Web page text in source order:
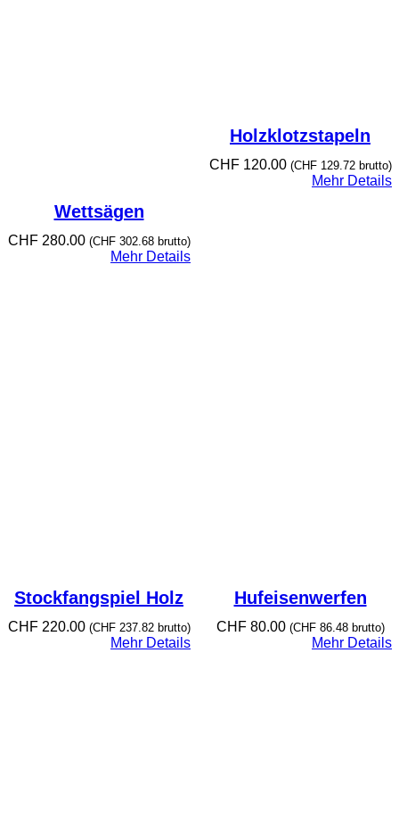
Wettsägen
CHF280.00 (CHF302.68brutto)
Mehr Details
Holzklotzstapeln
CHF120.00 (CHF129.72brutto)
Mehr Details
Stockfangspiel Holz
CHF220.00 (CHF237.82brutto)
Mehr Details
Hufeisenwerfen
CHF80.00 (CHF86.48brutto)
Mehr Details